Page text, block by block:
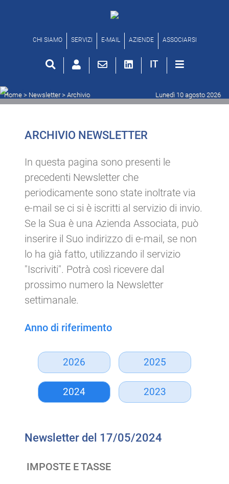
Archivio newsletter
CHI SIAMO SERVIZI E-MAIL AZIENDE ASSOCIARSI
IT
Lunedì 10 agosto 2026
Home > Newsletter > Archivio
ARCHIVIO NEWSLETTER
In questa pagina sono presenti le
precedenti Newsletter che
periodicamente sono state inoltrate via
e-mail se ci si è iscritti al servizio di invio.
Se la Sua è una Azienda Associata, può
inserire il Suo indirizzo di e-mail, se non
lo ha già fatto, utilizzando il servizio
"Iscriviti". Potrà così ricevere dal
prossimo numero la Newsletter
settimanale.
Anno di riferimento
2026 2025
2024 2023
Newsletter del 17/05/2024
IMPOSTE E TASSE